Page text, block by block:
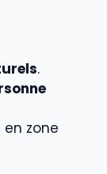
.
en zone